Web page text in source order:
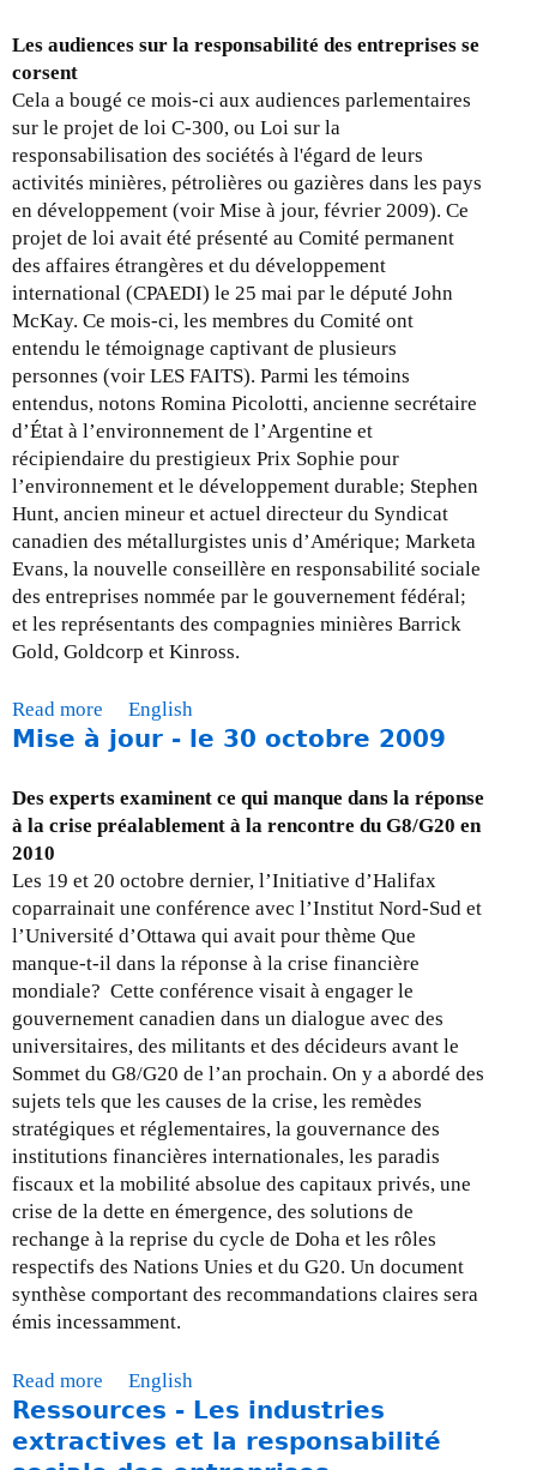
2
1
0
u
M
i
s
e
à
j
o
u
r
-
l
e
3
0
a
v
r
i
l
2
0
Les audiences sur la responsabilité des entreprises se
corsent
Cela a bougé ce mois-ci aux audiences parlementaires
sur le projet de loi C-300, ou Loi sur la
responsabilisation des sociétés à l'égard de leurs
activités minières, pétrolières ou gazières dans les pays
en développement (voir Mise à jour, février 2009). Ce
projet de loi avait été présenté au Comité permanent
des affaires étrangères et du développement
international (CPAEDI) le 25 mai par le député John
McKay. Ce mois-ci, les membres du Comité ont
entendu le témoignage captivant de plusieurs
personnes (voir LES FAITS). Parmi les témoins
entendus, notons Romina Picolotti, ancienne secrétaire
d’État à l’environnement de l’Argentine et
récipiendaire du prestigieux Prix Sophie pour
l’environnement et le développement durable; Stephen
Hunt, ancien mineur et actuel directeur du Syndicat
canadien des métallurgistes unis d’Amérique; Marketa
Evans, la nouvelle conseillère en responsabilité sociale
des entreprises nommée par le gouvernement fédéral;
et les représentants des compagnies minières Barrick
Gold, Goldcorp et Kinross.
Read more
b
u
t
i
s
e
à
o
u
r
-
l
e
3
0
n
o
v
e
e
2
English
Mise à jour - le 30 octobre 2009
Des experts examinent ce qui manque dans la réponse
à la crise préalablement à la rencontre du G8/G20 en
2010
Les 19 et 20 octobre dernier, l’Initiative d’Halifax
coparrainait une conférence avec l’Institut Nord-Sud et
l’Université d’Ottawa qui avait pour thème Que
manque-t-il dans la réponse à la crise financière
mondiale? Cette conférence visait à engager le
gouvernement canadien dans un dialogue avec des
universitaires, des militants et des décideurs avant le
Sommet du G8/G20 de l’an prochain. On y a abordé des
sujets tels que les causes de la crise, les remèdes
stratégiques et réglementaires, la gouvernance des
institutions financières internationales, les paradis
fiscaux et la mobilité absolue des capitaux privés, une
crise de la dette en émergence, des solutions de
rechange à la reprise du cycle de Doha et les rôles
respectifs des Nations Unies et du G20. Un document
synthèse comportant des recommandations claires sera
émis incessamment.
Read more
b
o
English
Ressources - Les industries
extractives et la responsabilité